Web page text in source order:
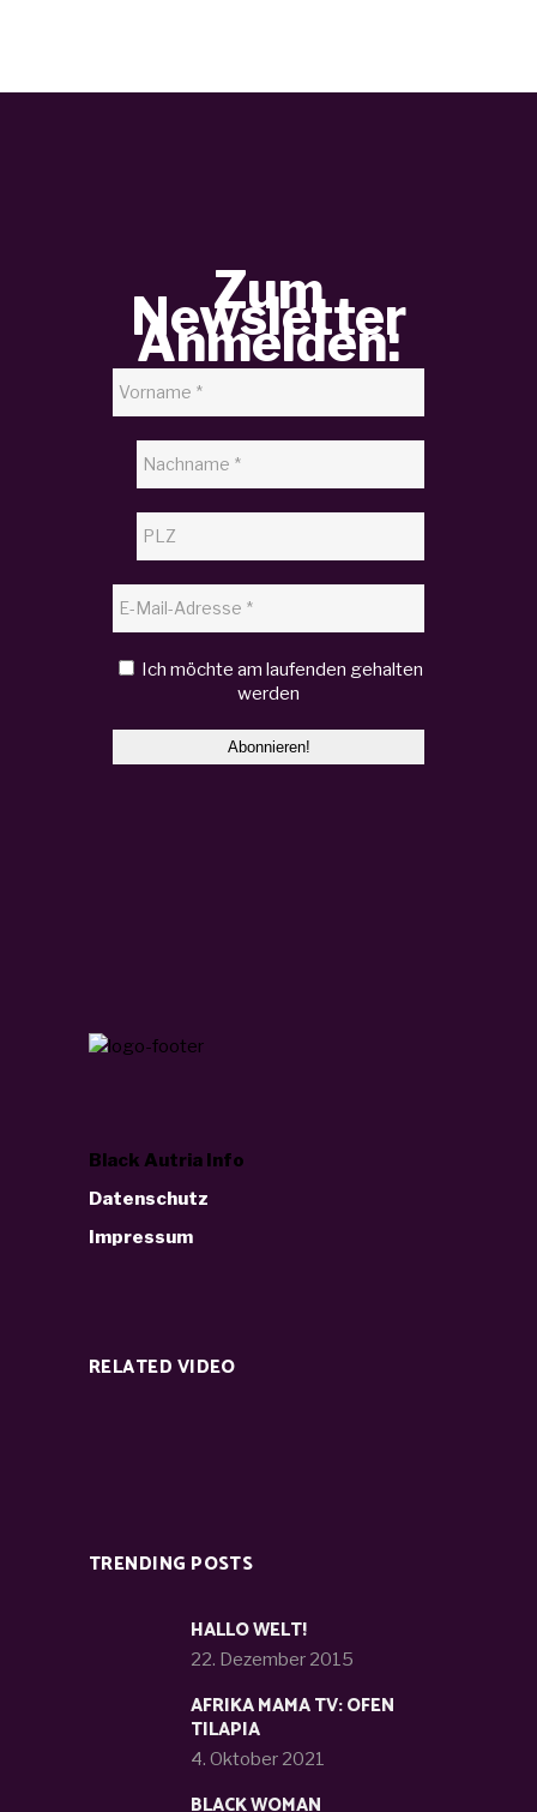
Zum
Newsletter
Anmelden:
Ich möchte am laufenden gehalten
werden
Black Autria Info
Datenschutz
Impressum
RELATED VIDEO
TRENDING POSTS
HALLO WELT!
22. Dezember 2015
AFRIKA MAMA TV: OFEN
TILAPIA
4. Oktober 2021
BLACK WOMAN